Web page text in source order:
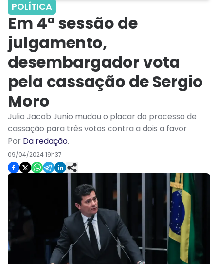
POLÍTICA
Em 4ª sessão de
julgamento,
desembargador vota
pela cassação de Sergio
Moro
Julio Jacob Junio mudou o placar do processo de
cassação para três votos contra a dois a favor
Por Da redação.
09/04/2024 19h37